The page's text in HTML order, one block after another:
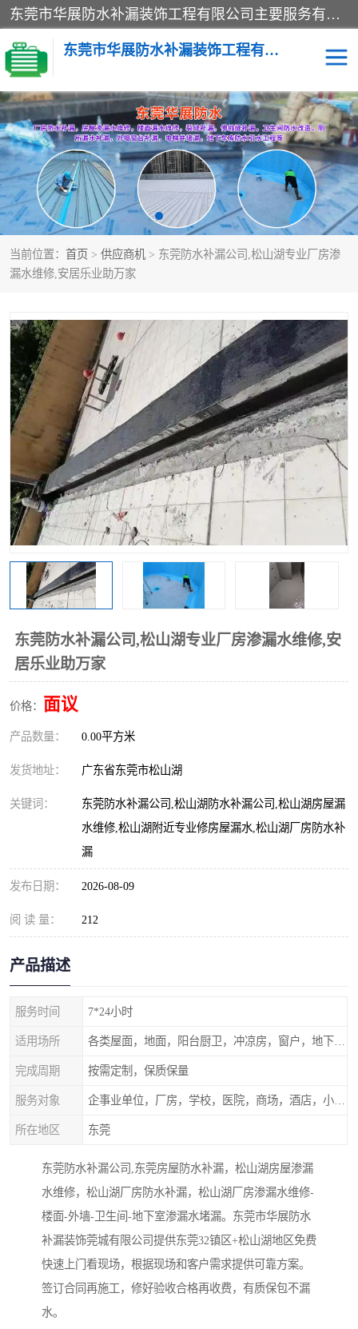
东莞市华展防水补漏装饰工程有限公司主要服务有：东莞防水补漏，东莞厂房防水补漏，东莞房屋渗漏水维修，楼面漏水维修，裂缝补漏，伸缩缝补漏，卫生间防水改造，厕所漏水补漏，外墙窗台补漏，电梯井堵漏，地下车库防水引水工程等
东莞市华展防水补漏装饰工程有限公司
当前位置： 首页 > 供应商机 > 东莞防水补漏公司,松山湖专业厂房渗
漏水维修,安居乐业助万家
东莞防水补漏公司,松山湖专业厂房渗漏水维修,安
居乐业助万家
价格： 面议
产品数量： 0.00平方米
发货地址： 广东省东莞市松山湖
关键词：
东莞防水补漏公司,松山湖防水补漏公司,松山湖房屋漏
水维修,松山湖附近专业修房屋漏水,松山湖厂房防水补
漏
发布日期： 2026-08-09
阅 读 量： 212
产品描述
服务时间 7*24小时
适用场所
完成周期 按需定制，保质保量
服务对象
所在地区 东莞
东莞防水补漏公司,东莞房屋防水补漏，松山湖房屋渗漏
水维修，松山湖厂房防水补漏，松山湖厂房渗漏水维修-
楼面-外墙-卫生间-地下室渗漏水堵漏。东莞市华展防水
补漏装饰莞城有限公司提供东莞32镇区+松山湖地区免费
快速上门看现场，根据现场和客户需求提供可靠方案。
签订合同再施工，修好验收合格再收费，有质保包不漏
水。
楼面防水补漏 外墙防水补漏
阳台卫生间防水补漏 地下室防水补漏
金属房搭建及补漏